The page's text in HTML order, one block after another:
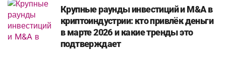
Крупные раунды инвестиций и M&A в
криптоиндустрии: кто привлёк деньги
в марте 2026 и какие тренды это
подтверждает